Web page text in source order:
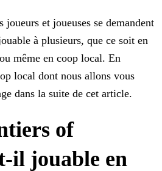
joueurs et joueuses se demandent
à plusieurs, que ce soit en
même en coop local. En
local dont nous allons vous
dans la suite de cet article.
of
il jouable en